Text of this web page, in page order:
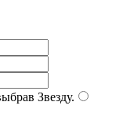
Звезду.